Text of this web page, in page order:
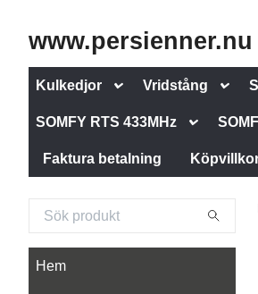
www.persienner.nu
Kulkedjor Vridstång
SOMFY RTS 433MHz
Faktura betalning
Hem